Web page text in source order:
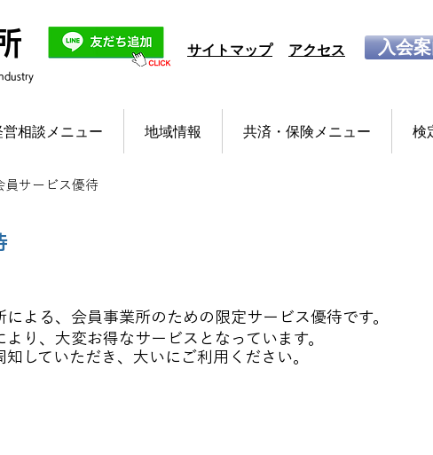
サイトマップ アクセス 入会
営相談メニュー 地域情報 共済・保険メニュー 検
員サービス優待
よる、会員事業所のための限定サービス優待です。
り、大変お得なサービスとなっています。
していただき、大いにご利用ください。